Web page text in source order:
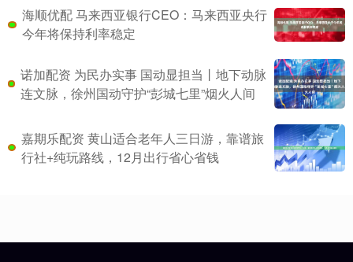
海顺优配 马来西亚银行CEO：马来西亚央行
今年将保持利率稳定
诺加配资 为民办实事 国动显担当丨地下动脉
连文脉，徐州国动守护“彭城七里”烟火人间
嘉期乐配资 黄山适合老年人三日游，靠谱旅
行社+纯玩路线，12月出行省心省钱